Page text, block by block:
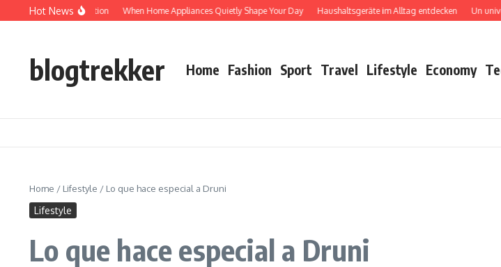
Skip to content
Hot News
Protected: Verification When Home Appliances Quietly Shape Your Day Haushaltsgeräte im Alltag entdecken Un univers
blogtrekker Home Fashion Sport Travel Lifestyle Economy
Home / Lifestyle / Lo que hace especial a Druni
Lifestyle
Lo que hace especial a Druni